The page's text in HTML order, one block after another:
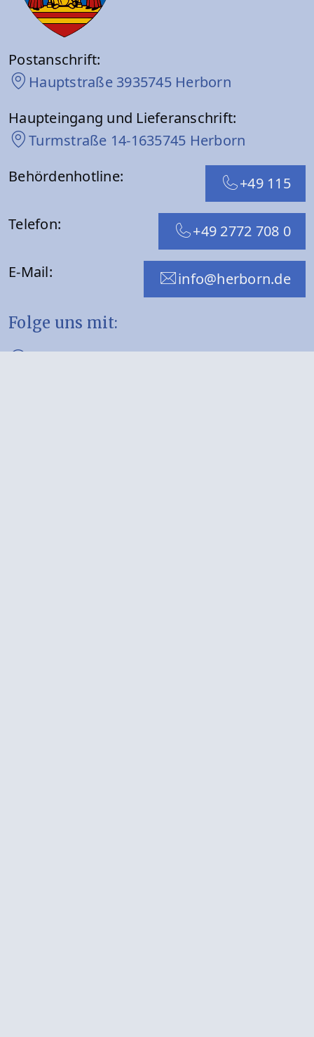
Postanschrift:
Hauptstraße 3935745 Herborn
Haupteingang und Lieferanschrift:
Turmstraße 14-1635745 Herborn
Behördenhotline:
+49 115
Telefon: +49 2772 708 0
E-Mail: info@herborn.de
Folge uns mit: